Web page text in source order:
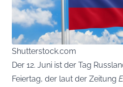
Shutterstock.com
Der 12. Juni ist der Tag
Feiertag, der laut der Zeitung